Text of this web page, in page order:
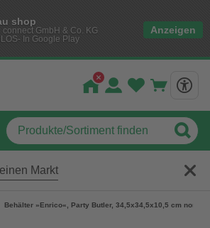
shop
connect GmbH & Co. KG
In Google Play
Anzeigen
Markt
Behälter »Enrico«, Party Butler, 34,5x34,5x10,5 cm nordic